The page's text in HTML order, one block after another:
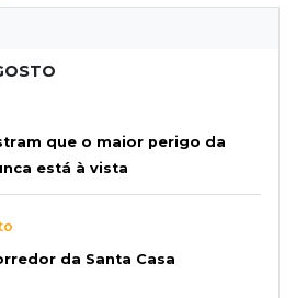
que o maior perigo da
está à vista
da Santa Casa